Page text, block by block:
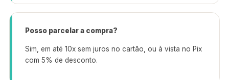
Posso parcelar a compra?
Sim, em até 10x sem juros no cartão, ou à vista no Pix
com 5% de desconto.